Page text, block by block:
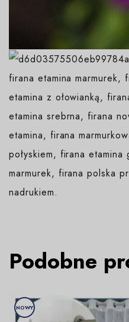
firana etamina marmurek,
etamina z ołowianką,
etamina srebrna, firana
etamina, firana
połyskiem, firana
marmurek, firana polska
nadrukiem.
Podobne
NOWY